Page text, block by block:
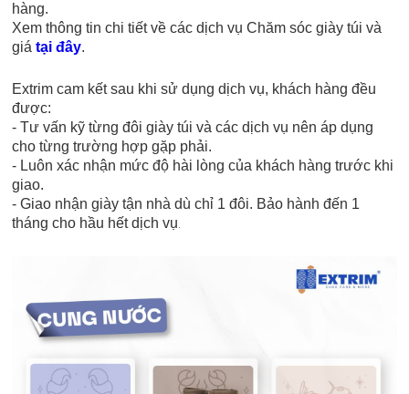
hàng.
Xem thông tin chi tiết về các dịch vụ Chăm sóc giày túi và
giátại đây.
Extrim cam kết sau khi sử dụng dịch vụ, khách hàng đều
được:
- Tư vấn kỹ từng đôi giày túi và các dịch vụ nên áp dụng
cho từng trường hợp gặp phải.
- Luôn xác nhận mức độ hài lòng của khách hàng trước khi
giao.
- Giao nhận giày tận nhà dù chỉ 1 đôi. Bảo hành đến 1
tháng cho hầu hết dịch vụ.